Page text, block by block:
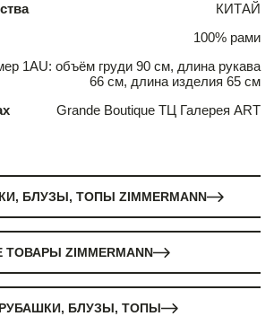
КИТАЙ
100% рами
1AU: объём груди 90 см, длина рукава
66 см, длина изделия 65 см
Grande Boutique ТЦ Галерея ART
БЛУЗЫ, ТОПЫ ZIMMERMANN
ТОВАРЫ ZIMMERMANN
БЛУЗЫ, ТОПЫ